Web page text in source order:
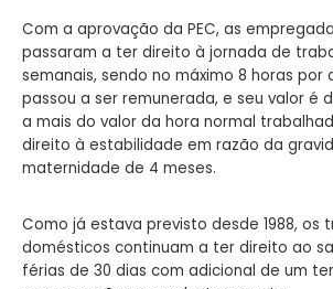
Com a aprovação da PEC, as
passaram a ter direito à jornada de
semanais, sendo no máximo 8 horas por
passou a ser remunerada, e seu valor é
a mais do valor da hora normal
direito à estabilidade em razão da
maternidade de 4 meses.
Como já estava previsto desde 1988, os
domésticos continuam a ter direito ao
férias de 30 dias com adicional de um